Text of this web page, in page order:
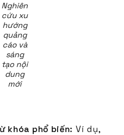
Nghiên
cứu xu
hướng
quảng
cáo và
sáng
tạo nội
dung
mới
khóa phổ biến: Ví dụ,